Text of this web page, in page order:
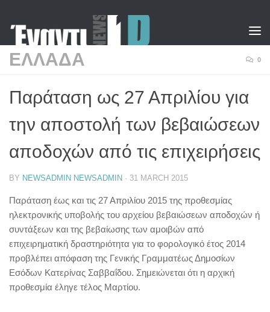
ΕΛΛΑΔΑ 0
Παράταση ως 27 Απριλίου για
την αποστολή των βεβαιώσεων
αποδοχών από τις επιχειρήσεις
BY NEWSADMIN NEWSADMIN · 31 MARCH 2015
Παράταση έως και τις 27 Απριλίου 2015 της προθεσμίας
ηλεκτρονικής υποβολής του αρχείου βεβαιώσεων αποδοχών ή
συντάξεων και της βεβαίωσης των αμοιβών από
επιχειρηματική δραστηριότητα για το φορολογικό έτος 2014
προβλέπει απόφαση της Γενικής Γραμματέως Δημοσίων
Εσόδων Κατερίνας Σαββαΐδου. Σημειώνεται ότι η αρχική
προθεσμία έληγε τέλος Μαρτίου.